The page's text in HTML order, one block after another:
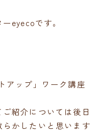
eyecoです。
アップ」ワーク講座
紹介については後日
かしたいと思います